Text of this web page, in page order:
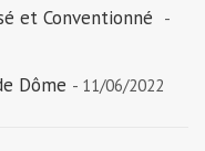
et Conventionné -
Dôme - 11/06/2022